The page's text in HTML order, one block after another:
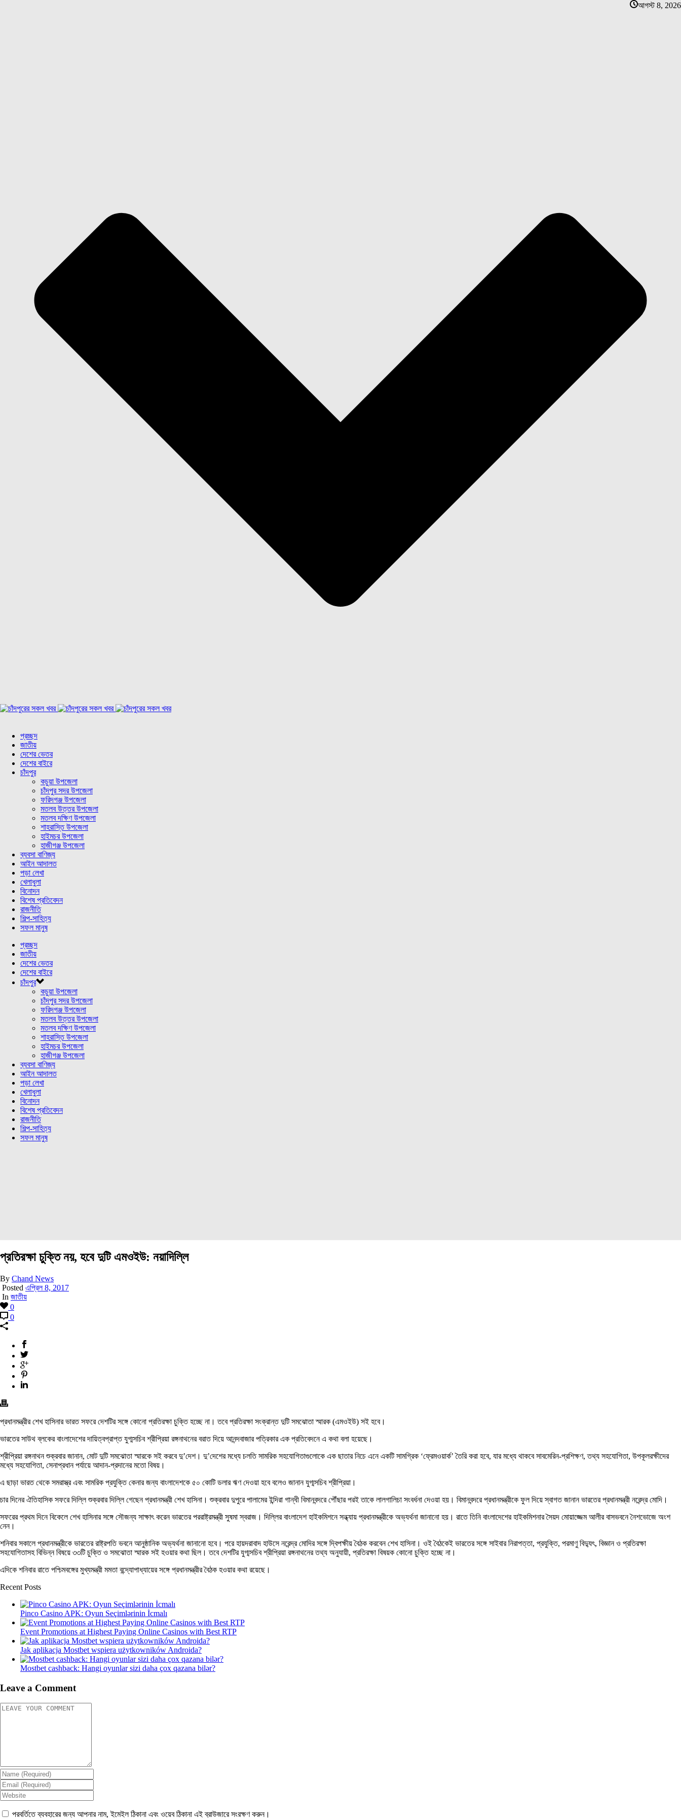
আগস্ট 8, 2026
প্রচ্ছদ
জাতীয়
দেশের ভেতর
দেশের বাইরে
চাঁদপুর
কচুয়া উপজেলা
চাঁদপুর সদর উপজেলা
ফরিদগঞ্জ উপজেলা
মতলব উত্তর উপজেলা
মতলব দক্ষিণ উপজেলা
শাহরাস্তি উপজেলা
হাইমচর উপজেলা
হাজীগঞ্জ উপজেলা
ব্যবসা বাণিজ্য
আইন আদালত
পড়া লেখা
খেলাধুলা
বিনোদন
বিশেষ প্রতিবেদন
রাজনীতি
শিল্প-সাহিত্য
সফল মানুষ
প্রচ্ছদ
জাতীয়
দেশের ভেতর
দেশের বাইরে
চাঁদপুর
কচুয়া উপজেলা
চাঁদপুর সদর উপজেলা
ফরিদগঞ্জ উপজেলা
মতলব উত্তর উপজেলা
মতলব দক্ষিণ উপজেলা
শাহরাস্তি উপজেলা
হাইমচর উপজেলা
হাজীগঞ্জ উপজেলা
ব্যবসা বাণিজ্য
আইন আদালত
পড়া লেখা
খেলাধুলা
বিনোদন
বিশেষ প্রতিবেদন
রাজনীতি
শিল্প-সাহিত্য
সফল মানুষ
প্রতিরক্ষা চুক্তি নয়, হবে দুটি এমওইউ: নয়াদিল্লি
By Chand News
Posted এপ্রিল 8, 2017
In জাতীয়
0
0
প্রধানমন্ত্রীর শেখ হাসিনার ভারত সফরে দেশটির সঙ্গে কোনো প্রতিরক্ষা চুক্তি হচ্ছে না। তবে প্রতিরক্ষা সংক্রান্ত দুটি সমঝোতা স্মারক (এমওইউ) সই হবে।
ভারতের সাউথ ব্লকের বাংলাদেশের দায়িত্বপ্রাপ্ত যুগ্মসচিব শ্রীপ্রিয়া রঙ্গনাথনের বরাত দিয়ে আনন্দবাজার পত্রিকার এক প্রতিবেদনে এ কথা বলা হয়েছে।
শ্রীপ্রিয়া রঙ্গনাথন শুক্রবার জানান, মোট দুটি সমঝোতা স্মারকে সই করবে দু’দেশ। দু’দেশের মধ্যে চলতি সামরিক সহযোগিতাগুলোকে এক ছাতার নিচে এনে একটি সামগ্রিক ‘ফ্রেমওয়ার্ক’ তৈরি করা হবে, যার মধ্যে থাকবে সাবমেরিন-প্রশিক্ষণ, তথ্য সহযোগিতা, উপকূলরক্ষীদের
মধ্যে সহযোগিতা, সেনাপ্রধান পর্যায়ে আদান-প্রদানের মতো বিষয়।
এ ছাড়া ভারত থেকে সমরাস্ত্র এবং সামরিক প্রযুক্তি কেনার জন্য বাংলাদেশকে ৫০ কোটি ডলার ঋণ দেওয়া হবে বলেও জানান যুগ্মসচিব শ্রীপ্রিয়া।
চার দিনের ঐতিহাসিক সফরে দিল্লি শুক্রবার দিল্লি গেছেন প্রধানমন্ত্রী শেখ হাসিনা। শুক্রবার দুপুরে পালামের ইন্দিরা গান্ধী বিমানবন্দরে পৌঁছার পরই তাকে লালগালিচা সংবর্ধনা দেওয়া হয়। বিমানবন্দরে প্রধানমন্ত্রীকে ফুল দিয়ে স্বাগত জানান ভারতের প্রধানমন্ত্রী নরেন্দ্র মোদি।
সফরের প্রথম দিনে বিকেলে শেখ হাসিনার সঙ্গে সৌজন্য সাক্ষাৎ করেন ভারতের পররাষ্ট্রমন্ত্রী সুষমা স্বরাজ। দিলি্লর বাংলাদেশ হাইকমিশনে সন্ধ্যায় প্রধানমন্ত্রীকে অভ্যর্থনা জানানো হয়। রাতে তিনি বাংলাদেশের হাইকমিশনার সৈয়দ মোয়াজ্জেম আলীর বাসভবনে নৈশভোজে অংশ
নেন।
শনিবার সকালে প্রধানমন্ত্রীকে ভারতের রাষ্ট্রপতি ভবনে আনুষ্ঠানিক অভ্যর্থনা জানানো হবে। পরে হায়দরাবাদ হাউসে নরেন্দ্র মোদির সঙ্গে দ্বিপক্ষীয় বৈঠক করবেন শেখ হাসিনা। ওই বৈঠকেই ভারতের সঙ্গে সাইবার নিরাপত্তা, প্রযুক্তি, পরমাণু বিদ্যুৎ, বিজ্ঞান ও প্রতিরক্ষা
সহযোগিতাসহ বিভিন্ন বিষয়ে ৩৩টি চুক্তি ও সমঝোতা স্মারক সই হওয়ার কথা ছিল। তবে দেশটির যুগ্মসচিব শ্রীপ্রিয়া রঙ্গনাথনের তথ্য অনুযায়ী, প্রতিরক্ষা বিষয়ক কোনো চুক্তি হচ্ছে না।
এদিকে শনিবার রাতে পশ্চিমবঙ্গের মুখ্যমন্ত্রী মমতা বন্দ্যোপাধ্যায়ের সঙ্গে প্রধানমন্ত্রীর বৈঠক হওয়ার কথা রয়েছে।
Recent Posts
Pinco Casino APK: Oyun Seçimlərinin İcmalı
Event Promotions at Highest Paying Online Casinos with Best RTP
Jak aplikacja Mostbet wspiera użytkowników Androida?
Mostbet cashback: Hangi oyunlar sizi daha çox qazana bilər?
Leave a Comment
পরবর্তিতে ব্যবহারের জন্য আপনার নাম, ইমেইল ঠিকানা এবং ওয়েব ঠিকানা এই ব্রাউজারে সংরক্ষণ করুন।